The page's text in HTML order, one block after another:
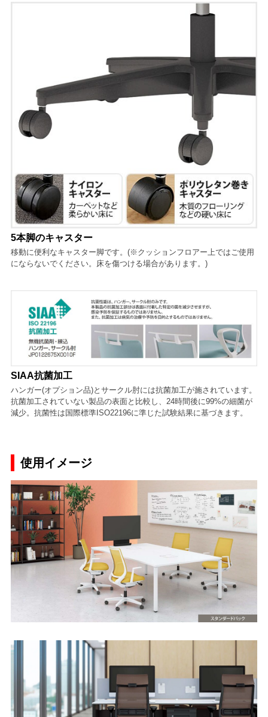
5本脚のキャスター
移動に便利なキャスター脚です。(※クッションフロアー上ではご使用
にならないでください。床を傷つける場合があります。)
SIAA抗菌加工
ハンガー(オプション品)とサークル肘には抗菌加工が施されています。
抗菌加工されていない製品の表面と比較し、24時間後に99%の細菌が
減少。抗菌性は国際標準ISO22196に準じた試験結果に基づきます。
使用イメージ